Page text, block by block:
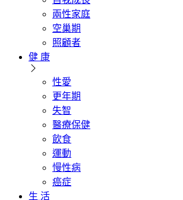
兩性家庭
空巢期
照顧者
健 康
性愛
更年期
失智
醫療保健
飲食
運動
慢性病
癌症
生 活